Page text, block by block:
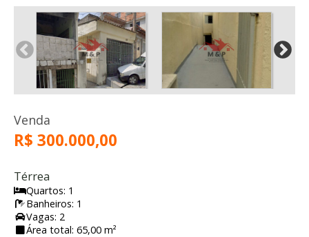
Venda
R$ 300.000,00
Térrea
Quartos: 1
Banheiros: 1
Vagas: 2
Área total: 65,00 m²